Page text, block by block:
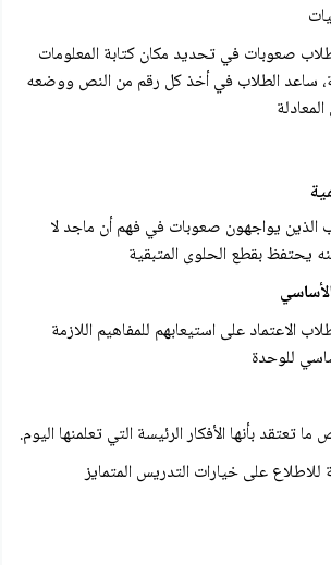
الطلاب صعوبات في تحديد مكان كتابة المعلومات
ساعد الطلاب في أخذ كل رقم من النص ووضعه
الذين يواجهون صعوبات في فهم أن ماجد لا
يحتفظ بقطع الحلوى المتبقية
الاعتماد على استيعابهم للمفاهيم اللازمة
للوحدة